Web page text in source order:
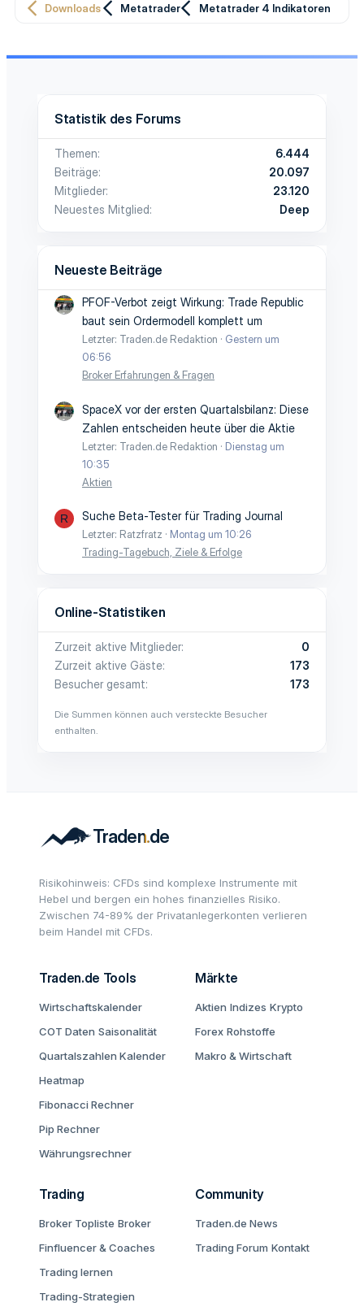
i
t
v
e
m
e
a
t
e
m
e
Downloads Metatrader Metatrader 4 Indikatoren
Statistik des Forums
Themen
6.444
Beiträge
20.097
Mitglieder
23.120
Neuestes Mitglied
Deep
Neueste Beiträge
PFOF-Verbot zeigt Wirkung: Trade Republic
baut sein Ordermodell komplett um
Letzter: Traden.de Redaktion
Gestern um
06:56
Broker Erfahrungen & Fragen
SpaceX vor der ersten Quartalsbilanz: Diese
Zahlen entscheiden heute über die Aktie
Letzter: Traden.de Redaktion
Dienstag um
10:35
Aktien
R Suche Beta-Tester für Trading Journal
Letzter: Ratzfratz
Montag um 10:26
Trading-Tagebuch, Ziele & Erfolge
Online-Statistiken
Zurzeit aktive Mitglieder
0
Zurzeit aktive Gäste
173
Besucher gesamt
173
Die Summen können auch versteckte Besucher
enthalten.
Risikohinweis: CFDs sind komplexe Instrumente mit
Hebel und bergen ein hohes finanzielles Risiko.
Zwischen 74-89% der Privatanlegerkonten verlieren
beim Handel mit CFDs.
Traden.de Tools
Wirtschaftskalender
COT Daten Saisonalität
Quartalszahlen Kalender
Heatmap
Fibonacci Rechner
Pip Rechner
Währungsrechner
Märkte
Aktien Indizes Krypto
Forex Rohstoffe
Makro & Wirtschaft
Trading
Broker Topliste Broker
Finfluencer & Coaches
Trading lernen
Trading-Strategien
Community
Traden.de News
Trading Forum Kontakt